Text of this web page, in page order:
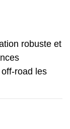
robuste et
road les